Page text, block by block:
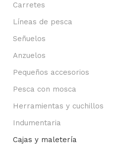
Carretes
Líneas de pesca
Señuelos
Anzuelos
Pequeños accesorios
Pesca con mosca
Herramientas y cuchillos
Indumentaria
Cajas y maletería